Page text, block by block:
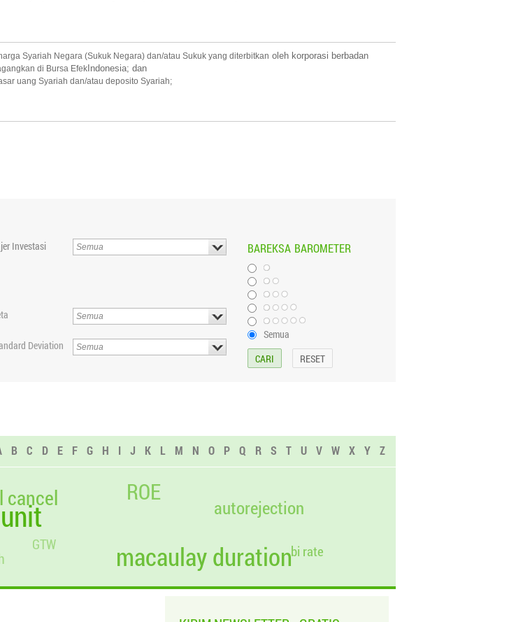
Syariah Negara (Sukuk Negara) dan/atau Sukuk yang diterbitkan oleh korporasi berbadan
di Bursa Efek Indonesia; dan
uang Syariah dan/atau deposito Syariah;
Investasi
Deviation
BAREKSA BAROMETER
Semua
B C D E F G H I J K L M N O P Q R S T U V W X Y Z
cancel
GTW macaulay duration
ROE
autorejection
bi rate